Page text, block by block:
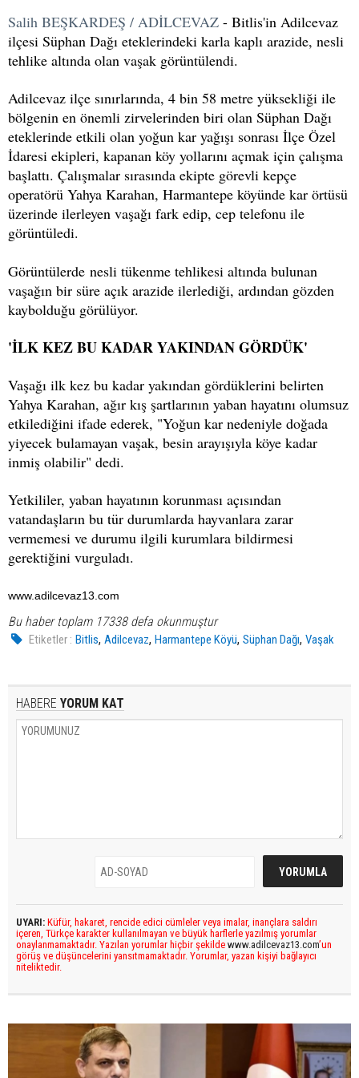
Salih BEŞKARDEŞ / ADİLCEVAZ - Bitlis'in Adilcevaz
ilçesi Süphan Dağı eteklerindeki karla kaplı arazide, nesli
tehlike altında olan vaşak görüntülendi.
Adilcevaz ilçe sınırlarında, 4 bin 58 metre yüksekliği ile
bölgenin en önemli zirvelerinden biri olan Süphan Dağı
eteklerinde etkili olan yoğun kar yağışı sonrası İlçe Özel
İdaresi ekipleri, kapanan köy yollarını açmak için çalışma
başlattı. Çalışmalar sırasında ekipte görevli kepçe
operatörü Yahya Karahan, Harmantepe köyünde kar örtüsü
üzerinde ilerleyen vaşağı fark edip, cep telefonu ile
görüntüledi.
Görüntülerde nesli tükenme tehlikesi altında bulunan
vaşağın bir süre açık arazide ilerlediği, ardından gözden
kaybolduğu görülüyor.
'İLK KEZ BU KADAR YAKINDAN GÖRDÜK'
Vaşağı ilk kez bu kadar yakından gördüklerini belirten
Yahya Karahan, ağır kış şartlarının yaban hayatını olumsuz
etkilediğini ifade ederek, "Yoğun kar nedeniyle doğada
yiyecek bulamayan vaşak, besin arayışıyla köye kadar
inmiş olabilir" dedi.
Yetkililer, yaban hayatının korunması açısından
vatandaşların bu tür durumlarda hayvanlara zarar
vermemesi ve durumu ilgili kurumlara bildirmesi
gerektiğini vurguladı.
www.adilcevaz13.com
Bu haber toplam 17338 defa okunmuştur
Etiketler : Bitlis,Adilcevaz,Harmantepe Köyü,Süphan Dağı,Vaşak
HABERE YORUM KAT
UYARI: Küfür, hakaret, rencide edici cümleler veya imalar, inançlara saldırı
içeren, Türkçe karakter kullanılmayan ve büyük harflerle yazılmış yorumlar
onaylanmamaktadır. Yazılan yorumlar hiçbir şekilde www.adilcevaz13.com’un
görüş ve düşüncelerini yansıtmamaktadır. Yorumlar, yazan kişiyi bağlayıcı
niteliktedir.